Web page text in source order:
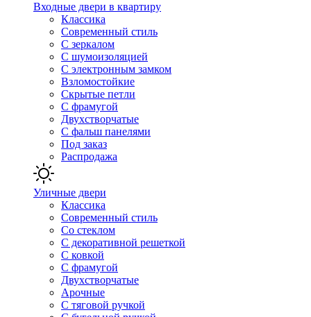
Входные двери в квартиру
Классика
Современный стиль
С зеркалом
С шумоизоляцией
С электронным замком
Взломостойкие
Скрытые петли
С фрамугой
Двухстворчатые
С фальш панелями
Под заказ
Распродажа
Уличные двери
Классика
Современный стиль
Со стеклом
С декоративной решеткой
С ковкой
С фрамугой
Двухстворчатые
Арочные
С тяговой ручкой